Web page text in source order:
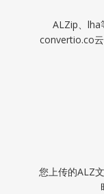
ALZip、lha
convertio.co
您上传的ALZ